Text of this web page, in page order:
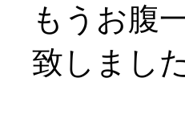
もうお腹
致しました